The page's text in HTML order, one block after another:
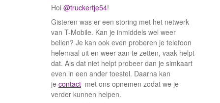
Hoi @truckertje54!
Gisteren was er een storing met het netwerk
van T-Mobile. Kan je inmiddels wel weer
bellen? Je kan ook even proberen je telefoon
helemaal uit en weer aan te zetten, vaak helpt
dat. Als dat niet helpt probeer dan je simkaart
even in een ander toestel. Daarna kan
je contact met ons opnemen zodat we je
verder kunnen helpen.